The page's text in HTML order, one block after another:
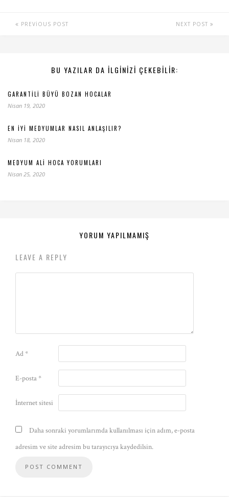
PREVIOUS POST NEXT POST
BU YAZILAR DA ILGINIZI ÇEKEBILIR:
GARANTILI BÜYÜ BOZAN HOCALAR
Nisan 19, 2020
EN İYI MEDYUMLAR NASIL ANLAŞILIR?
Nisan 18, 2020
MEDYUM ALI HOCA YORUMLARI
Nisan 25, 2020
YORUM YAPILMAMIŞ
LEAVE A REPLY
Ad*
E-posta*
İnternet sitesi
Daha sonraki yorumlarımda kullanılması için adım, e-posta
adresim ve site adresim bu tarayıcıya kaydedilsin.